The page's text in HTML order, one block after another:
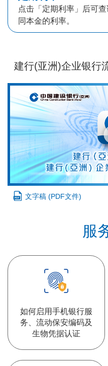
点击「定期利率」后可
同本金的利率。
建行(亚洲)企业银行
文字稿 (PDF文件)
服
如何启用手机银行服
务、流动保安编码及
生物凭据认证